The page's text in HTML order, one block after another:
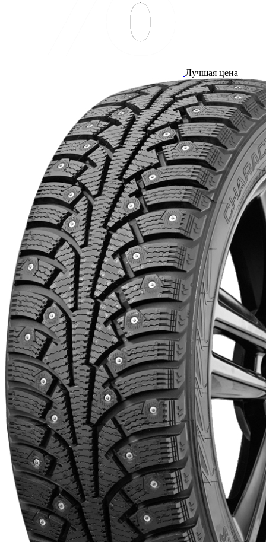
Лучшая цена